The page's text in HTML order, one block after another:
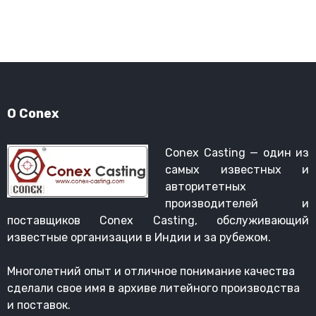
О Conex
Conex Casting — один из
самых известных и
авторитетных
производителей и
поставщиков Conex Casting, обслуживающий
известные организации в Индии и за рубежом.
Многолетний опыт и отличное понимание качества
сделали свое имя в архиве литейного производства
и поставок.